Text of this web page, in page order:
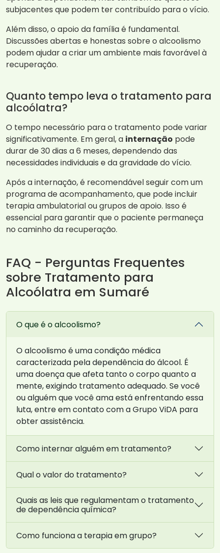
subjacentes que podem ter contribuído para o vício.
Além disso, o apoio da família é fundamental.
Discussões abertas e honestas sobre o alcoolismo
podem ajudar a criar um ambiente mais favorável à
recuperação.
Quanto tempo leva o tratamento para
alcoólatra?
O tempo necessário para o tratamento pode variar
significativamente. Em geral, a internação pode
durar de 30 dias a 6 meses, dependendo das
necessidades individuais e da gravidade do vício.
Após a internação, é recomendável seguir com um
programa de acompanhamento, que pode incluir
terapia ambulatorial ou grupos de apoio. Isso é
essencial para garantir que o paciente permaneça
no caminho da recuperação.
FAQ - Perguntas Frequentes
sobre Tratamento para
Alcoólatra em Sumaré
O que é o alcoolismo?
O alcoolismo é uma condição médica
caracterizada pela dependência do álcool. É
uma doença que afeta tanto o corpo quanto a
mente, exigindo tratamento adequado. Se você
ou alguém que você ama está enfrentando essa
luta, entre em contato com a Grupo ViDA para
obter assistência.
Como internar alguém em tratamento?
Qual o valor do tratamento?
Quais as leis que regulamentam o tratamento
de dependência química?
Como funciona a terapia em grupo?